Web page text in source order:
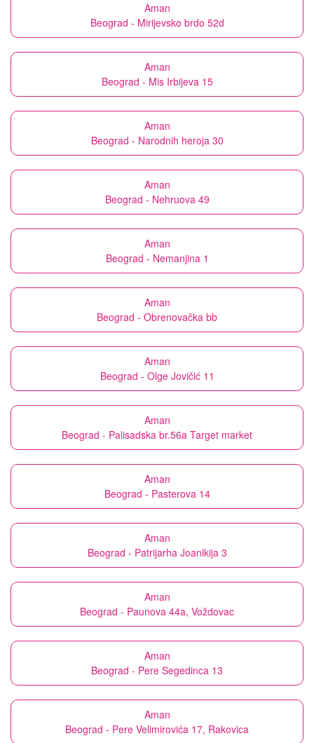
Aman
Beograd - Mirijevsko brdo 52d
Aman
Beograd - Mis Irbijeva 15
Aman
Beograd - Narodnih heroja 30
Aman
Beograd - Nehruova 49
Aman
Beograd - Nemanjina 1
Aman
Beograd - Obrenovačka bb
Aman
Beograd - Olge Jovičić 11
Aman
Beograd - Palisadska br.56a Target market
Aman
Beograd - Pasterova 14
Aman
Beograd - Patrijarha Joanikija 3
Aman
Beograd - Paunova 44a, Voždovac
Aman
Beograd - Pere Segedinca 13
Aman
Beograd - Pere Velimirovića 17, Rakovica